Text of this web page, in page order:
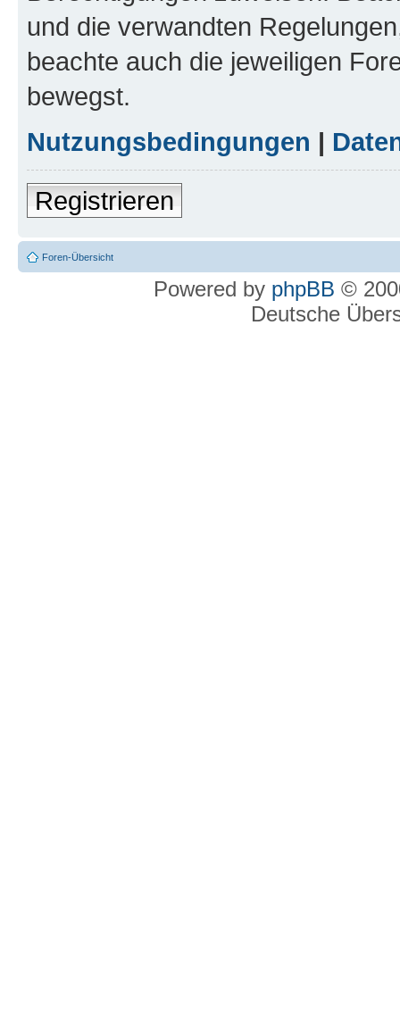
und die verwandten
beachte auch die jeweiligen
bewegst.
Nutzungsbedingungen |
Registrieren
Foren-Übersicht
Powered by phpBB ©
Deutsche